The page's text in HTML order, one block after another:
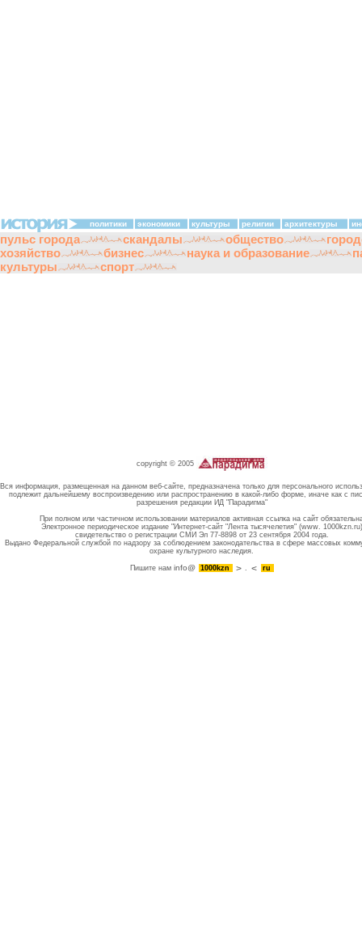
политики экономики культуры религии архитектуры
пульс города скандалы общество
хозяйство
бизнес наука и образование
культуры
спорт
copyright © 2005
Вся информация, размещенная на данном веб-сайте, предназначена только для персонального
подлежит дальнейшему воспроизведению или распространению в какой-либо форме, иначе как с
разрешения редакции ИД "Парадигма"
При полном или частичном использовании материалов активная ссылка на сайт
Электронное периодическое издание "Интернет-сайт "Лента тысячелетия" (www. 1000kzn.ru)
свидетельство о регистрации СМИ Эл 77-8898 от 23 сентября 2004 года.
Выдано Федеральной службой по надзору за соблюдением законодательства в сфере массовых
охране культурного наследия.
Пишите намinfo@ 1000kzn . ru